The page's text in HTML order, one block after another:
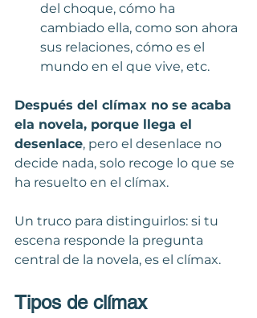
del choque, cómo ha
cambiado ella, como son ahora
sus relaciones, cómo es el
mundo en el que vive, etc.
Después del clímax no se acaba
ela novela, porque llega el
desenlace, pero el desenlace no
decide nada, solo recoge lo que se
ha resuelto en el clímax.
Un truco para distinguirlos: si tu
escena responde la pregunta
central de la novela, es el clímax.
Tipos de clímax